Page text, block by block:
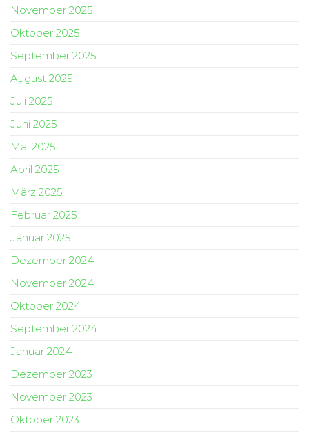
November 2025
Oktober 2025
September 2025
August 2025
Juli 2025
Juni 2025
Mai 2025
April 2025
März 2025
Februar 2025
Januar 2025
Dezember 2024
November 2024
Oktober 2024
September 2024
Januar 2024
Dezember 2023
November 2023
Oktober 2023